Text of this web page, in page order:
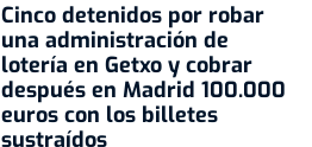
Cinco detenidos por robar
una administración de
lotería en Getxo y cobrar
después en Madrid 100.000
euros con los billetes
sustraídos